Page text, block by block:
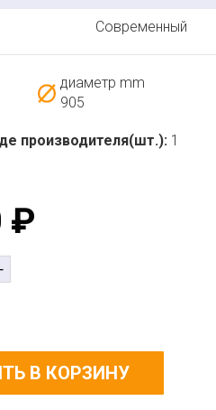
Современный
диаметр mm
905
производителя(шт.): 1
₽
В КОРЗИНУ